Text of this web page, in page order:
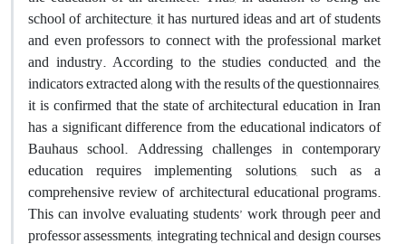
school of architecture, it has nurtured ideas and art of students
and even professors to connect with the professional market
and industry. According to the studies conducted, and the
indicators extracted along with the results of the questionnaires,
it is confirmed that the state of architectural education in Iran
has a significant difference from the educational indicators of
Bauhaus school. Addressing challenges in contemporary
education requires implementing solutions, such as a
comprehensive review of architectural educational programs.
This can involve evaluating students’ work through peer and
professor assessments, integrating technical and design courses